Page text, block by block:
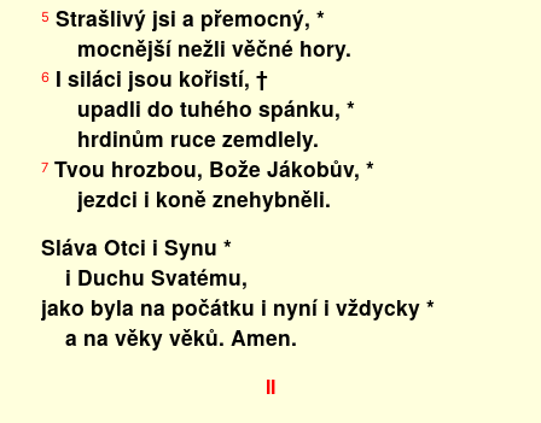
5 Strašlivý jsi a přemocný, *
mocnější nežli věčné hory.
6I siláci jsou kořistí, †
upadli do tuhého spánku, *
hrdinům ruce zemdlely.
7Tvou hrozbou, Bože Jákobův, *
jezdci i koně znehybněli.
Sláva Otci i Synu *
i Duchu Svatému,
jako byla na počátku i nyní i vždycky *
a na věky věků. Amen.
II